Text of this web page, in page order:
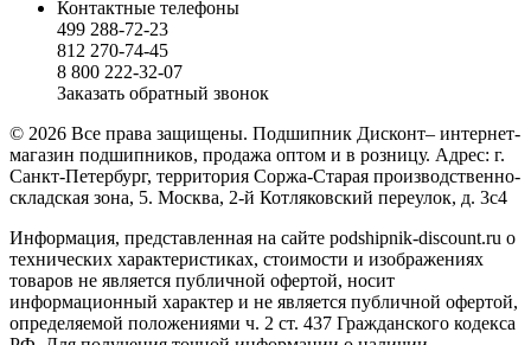
Контактные телефоны
499 288-72-23
812 270-74-45
8 800 222-32-07
Заказать обратный звонок
© 2026 Все права защищены. Подшипник Дисконт– интернет-
магазин подшипников, продажа оптом и в розницу. Адрес: г.
Санкт-Петербург, территория Соржа-Старая производственно-
складская зона, 5. Москва, 2-й Котляковский переулок, д. 3с4
Информация, представленная на сайте podshipnik-discount.ru о
технических характеристиках, стоимости и изображениях
товаров не является публичной офертой, носит
информационный характер и не является публичной офертой,
определяемой положениями ч. 2 ст. 437 Гражданского кодекса